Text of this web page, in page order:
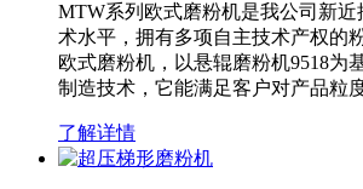
MTW系列欧式磨粉机是我公司新
术水平，拥有多项自主技术产权的
欧式磨粉机，以悬辊磨粉机9518为
制造技术，它能满足客户对产品粒
了解详情